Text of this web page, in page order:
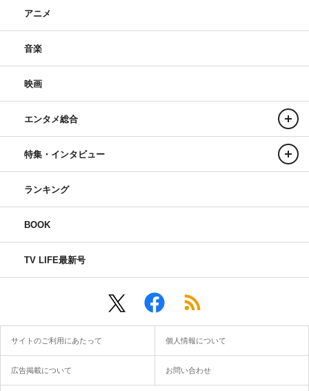
アニメ
音楽
映画
エンタメ総合
特集・インタビュー
ランキング
BOOK
TV LIFE最新号
サイトのご利用にあたって 個人情報について
広告掲載について お問い合わせ